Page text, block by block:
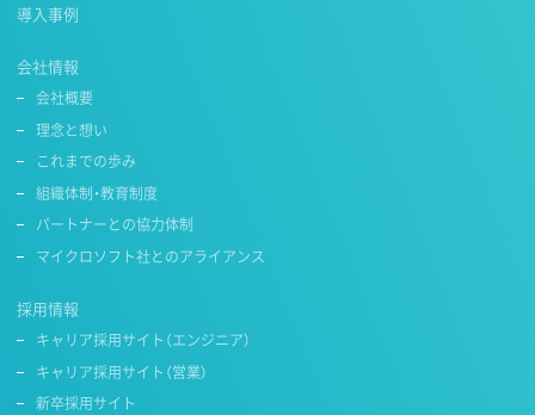
導入事例
会社情報
会社概要
理念と想い
これまでの歩み
組織体制・教育制度
パートナーとの協力体制
マイクロソフト社とのアライアンス
採用情報
キャリア採用サイト（エンジニア）
キャリア採用サイト（営業）
新卒採用サイト